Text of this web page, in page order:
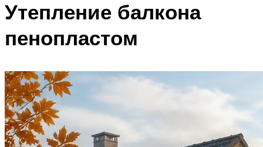
Утепление балкона
пенопластом